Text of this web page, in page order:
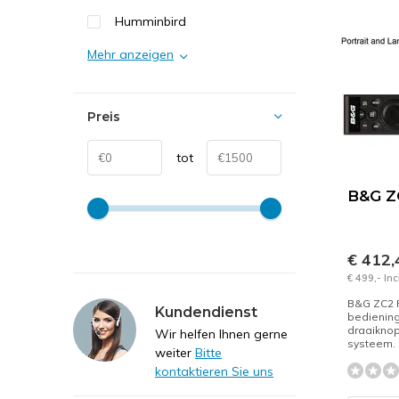
B&G
€
€ 499,-
B&G ZC2
systeem.
Humminbird
Mehr anzeigen
Preis
tot
Kundendienst
Wir helfen Ihnen gerne
weiter Bitte
kontaktieren Sie uns